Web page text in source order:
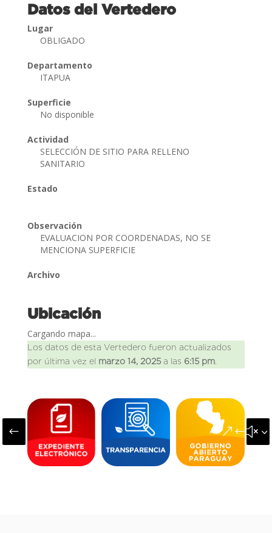
Datos del Vertedero
Lugar
OBLIGADO
Departamento
ITAPUA
Superficie
No disponible
Actividad
SELECCIÓN DE SITIO PARA RELLENO
SANITARIO
Estado
Observación
EVALUACION POR COORDENADAS, NO SE
MENCIONA SUPERFICIE
Archivo
Ubicación
Cargando mapa...
Los datos de esta Vertedero fueron actualizados
por última vez el marzo 14, 2025a las 6:15 pm.
#